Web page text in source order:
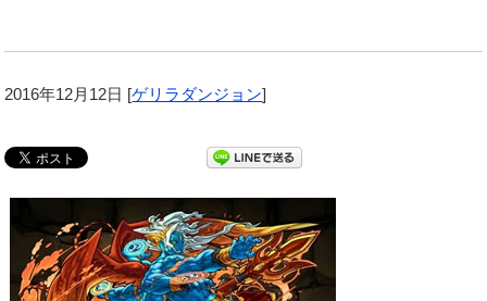
2016年12月12日 [ゲリラダンジョン]